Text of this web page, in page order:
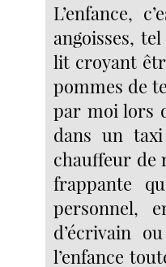
L’enfance,
angoisses,
lit croyant
pommes de
par moi lors
dans un
chauffeur de
frappante
personnel,
d’écrivain
l’enfance